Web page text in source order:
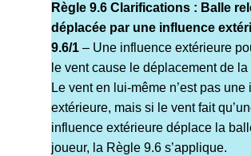
Règle 9.6 Clarifications : Balle
déplacée par une influence
9.6/1– Une influence extérieure
le vent cause le déplacement de
Le vent en lui-même n’est pas une
extérieure, mais si le vent fait
influence extérieure déplace la
joueur, la Règle 9.6 s’applique.